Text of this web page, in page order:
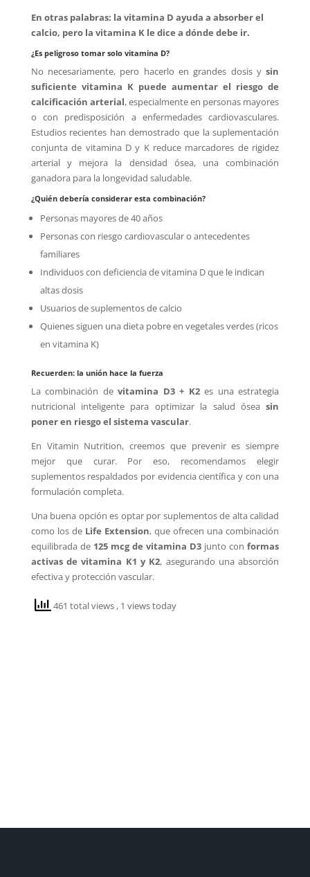
En otras palabras: la vitamina D ayuda a absorber el
calcio, pero la vitamina K le dice a dónde debe ir.
¿Es peligroso tomar solo vitamina D?
No necesariamente, pero hacerlo en grandes dosis ysin
suficiente vitamina K puede aumentar el riesgo de
calcificación arterial, especialmente en personas mayores
o con predisposición a enfermedades cardiovasculares.
Estudios recientes han demostrado que la suplementación
conjunta de vitamina D y K reduce marcadores de rigidez
arterial y mejora la densidad ósea, una combinación
ganadora para la longevidad saludable.
¿Quién debería considerar esta combinación?
Personas mayores de 40 años
Personas con riesgo cardiovascular o antecedentes
familiares
Individuos con deficiencia de vitamina D que le indican
altas dosis
Usuarios de suplementos de calcio
Quienes siguen una dieta pobre en vegetales verdes (ricos
en vitamina K)
Recuerden: la unión hace la fuerza
La combinación devitamina D3 + K2es una estrategia
nutricional inteligente para optimizar la salud óseasin
poner en riesgo el sistema vascular.
En Vitamin Nutrition, creemos que prevenir es siempre
mejor que curar. Por eso, recomendamos elegir
suplementos respaldados por evidencia científica y con una
formulación completa.
Una buena opción es optar por suplementos de alta calidad
como los de Life Extension, que ofrecen una combinación
equilibrada de 125 mcg de vitamina D3 junto conformas
activas de vitamina K1 y K2, asegurando una absorción
efectiva y protección vascular.
461 total views , 1 views today